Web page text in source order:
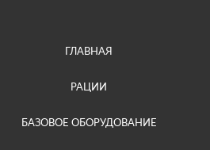
ГЛАВНАЯ
РАЦИИ
БАЗОВОЕ ОБОРУДОВАНИЕ